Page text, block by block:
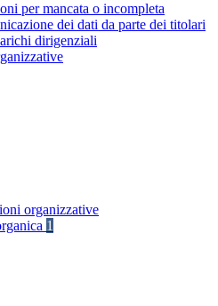
per mancata o incompleta
dei dati da parte dei titolari
dirigenziali
organizzative
1